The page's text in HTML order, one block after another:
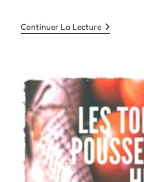
Continuer La LectureOu
Trouver
Notre